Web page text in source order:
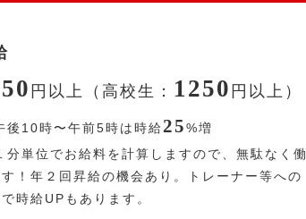
円 以上（高校生： 1250 円 以上）
後10時〜午前5時は時給25%増
分単位でお給料を計算しますので、無駄なく働
！年２回昇給の機会あり。トレーナー等への
時給UPもあります。